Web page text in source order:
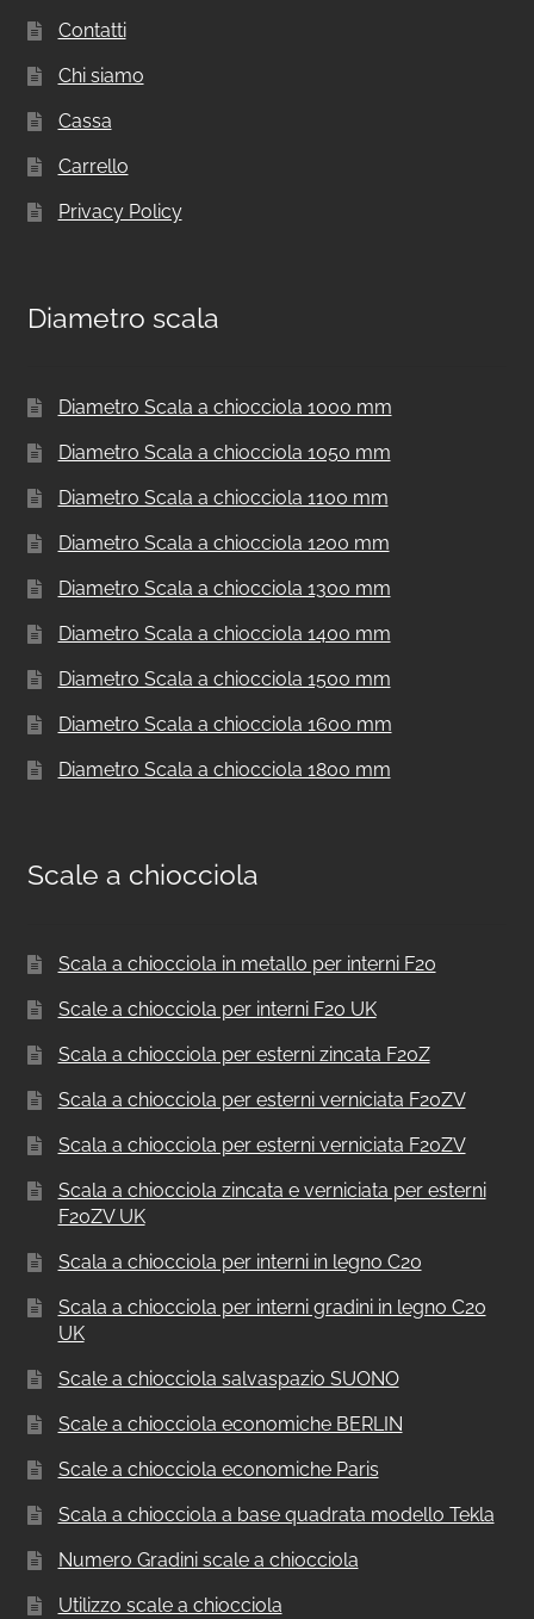
Contatti
Chi siamo
Cassa
Carrello
Privacy Policy
Diametro scala
Diametro Scala a chiocciola 1000 mm
Diametro Scala a chiocciola 1050 mm
Diametro Scala a chiocciola 1100 mm
Diametro Scala a chiocciola 1200 mm
Diametro Scala a chiocciola 1300 mm
Diametro Scala a chiocciola 1400 mm
Diametro Scala a chiocciola 1500 mm
Diametro Scala a chiocciola 1600 mm
Diametro Scala a chiocciola 1800 mm
Scale a chiocciola
Scala a chiocciola in metallo per interni F20
Scale a chiocciola per interni F20 UK
Scala a chiocciola per esterni zincata F20Z
Scala a chiocciola per esterni verniciata F20ZV
Scala a chiocciola per esterni verniciata F20ZV
Scala a chiocciola zincata e verniciata per esterni
F20ZV UK
Scala a chiocciola per interni in legno C20
Scala a chiocciola per interni gradini in legno C20
UK
Scale a chiocciola salvaspazio SUONO
Scale a chiocciola economiche BERLIN
Scale a chiocciola economiche Paris
Scala a chiocciola a base quadrata modello Tekla
Numero Gradini scale a chiocciola
Utilizzo scale a chiocciola